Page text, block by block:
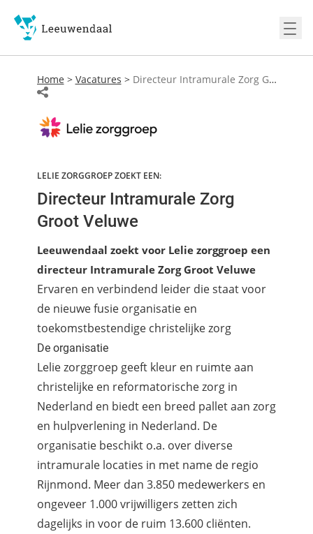
Home > Vacatures > Directeur Intramurale Zorg Groot Veluwe
LELIE ZORGGROEP ZOEKT EEN:
Directeur Intramurale Zorg
Groot Veluwe
Leeuwendaal zoekt voor Lelie zorggroep een
directeur Intramurale Zorg Groot Veluwe
Ervaren en verbindend leider die staat voor
de nieuwe fusie organisatie en
toekomstbestendige christelijke zorg
De organisatie
Lelie zorggroep geeft kleur en ruimte aan
christelijke en reformatorische zorg in
Nederland en biedt een breed pallet aan zorg
en hulpverlening in Nederland. De
organisatie beschikt o.a. over diverse
intramurale locaties in met name de regio
Rijnmond. Meer dan 3.850 medewerkers en
ongeveer 1.000 vrijwilligers zetten zich
dagelijks in voor de ruim 13.600 cliënten.